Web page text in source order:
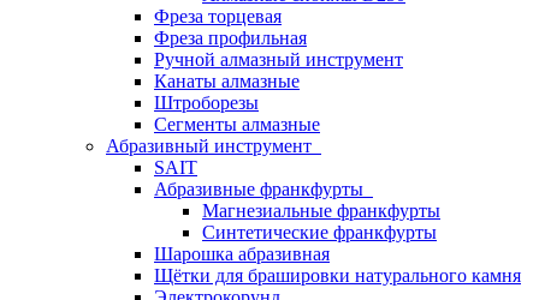
Фреза торцевая
Фреза профильная
Ручной алмазный инструмент
Канаты алмазные
Штроборезы
Сегменты алмазные
Абразивный инструмент
SAIT
Абразивные франкфурты
Магнезиальные франкфурты
Синтетические франкфурты
Шарошка абразивная
Щётки для брашировки натурального камня